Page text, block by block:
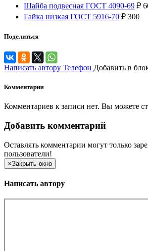
Шайба подвесная ГОСТ 4090-69 ₽
Гайка низкая ГОСТ 5916-70 ₽ 300
Поделиться
Написать автору Телефон Добавить в
Комментарии
Комментариев к записи нет. Вы можете
Добавить комментарий
Оставлять комментарии могут только
пользователи!
×Закрыть окно
Написать автору